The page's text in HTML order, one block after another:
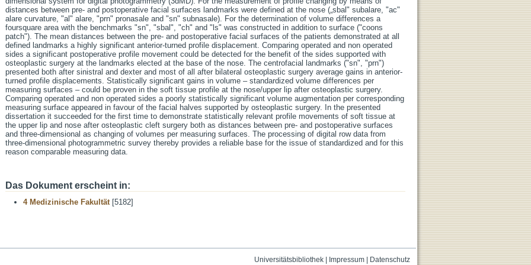
distances between pre- and postoperative facial surfaces landmarks were defined at the nose („sbal" subalare, "ac"
alare curvature, "al" alare, "prn" pronasale and "sn" subnasale). For the determination of volume differences a
foursquare area with the benchmarks "sn", "sbal", "ch" and "ls" was constructed in addition to surface ("coons
patch"). The mean distances between the pre- and postoperative facial surfaces of the patients demonstrated at all
defined landmarks a highly significant anterior-turned profile displacement. Comparing operated and non operated
sides a significant postoperative profile movement could be detected for the benefit of the sides supported with
osteoplastic surgery at the landmarks elected at the base of the nose. The centrofacial landmarks ("sn", "prn")
presented both after sinistral and dexter and most of all after bilateral osteoplastic surgery average gains in anterior-
turned profile displacements. Statistically significant gains in volume – standardized volume differences per
measuring surfaces – could be proven in the soft tissue profile at the nose/upper lip after osteoplastic surgery.
Comparing operated and non operated sides a poorly statistically significant volume augmentation per corresponding
measuring surface appeared in favour of the facial halves supported by osteoplastic surgery. In the presented
dissertation it succeeded for the first time to demonstrate statistically relevant profile movements of soft tissue at
the upper lip and nose after osteoplastic cleft surgery both as distances between pre- and postoperative surfaces
and three-dimensional as changing of volumes per measuring surfaces. The processing of digital row data from
three-dimensional photogrammetric survey thereby provides a reliable base for the issue of standardized and for this
reason comparable measuring data.
Das Dokument erscheint in:
4 Medizinische Fakultät[5182]
Universitätsbibliothek| Impressum| Datenschutz